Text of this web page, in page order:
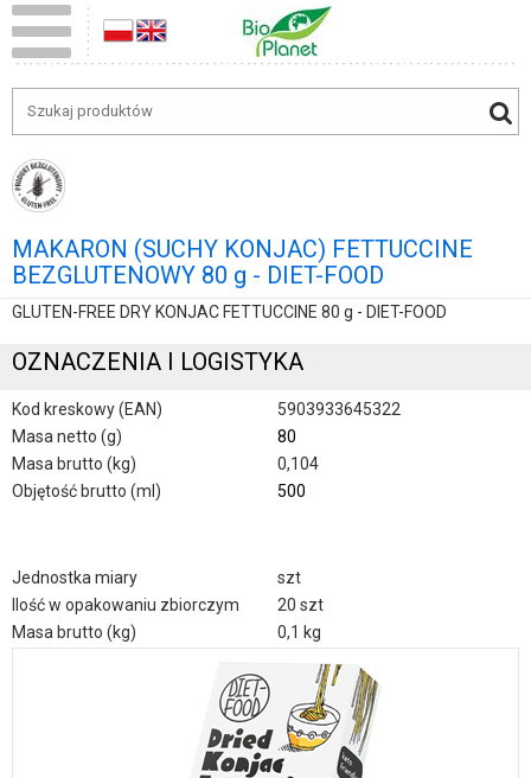
MAKARON (SUCHY KONJAC) FETTUCCINE
BEZGLUTENOWY 80 g - DIET-FOOD
GLUTEN-FREE DRY KONJAC FETTUCCINE 80 g - DIET-FOOD
OZNACZENIA I LOGISTYKA
Kod kreskowy (EAN)
5903933645322
Masa netto (g)
80
Masa brutto (kg)
0,104
Objętość brutto (ml)
500
Jednostka miary
szt
Ilość w opakowaniu zbiorczym
20 szt
Masa brutto (kg)
0,1 kg